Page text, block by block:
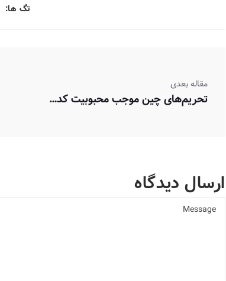
تگ ها:
مقاله بعدی
تحریم‌های چین موجب محبوبیت کدام صرافی‌های غیرمتمرکز شد؟
ارسال دیدگاه